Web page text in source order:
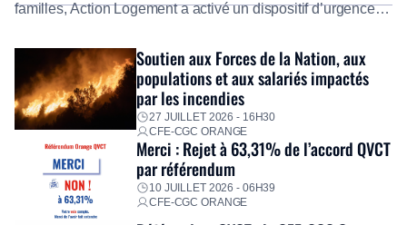
familles, Action Logement a activé un dispositif d’urgence
Fidèle à sa mission d’utilité sociale, le Groupe mobilise
immédiatement ses équipes afin de proposer un diagnostic
personnalisé, des aides financières pour faire face aux
premières dépenses, […]
Soutien aux Forces de la Nation, aux
populations et aux salariés impactés
par les incendies
27 JUILLET 2026 - 16H30
CFE-CGC ORANGE
Merci : Rejet à 63,31% de l’accord QVCT
par référendum
10 JUILLET 2026 - 06H39
CFE-CGC ORANGE